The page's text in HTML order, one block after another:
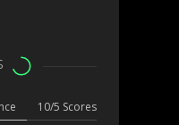
10/5 Scores